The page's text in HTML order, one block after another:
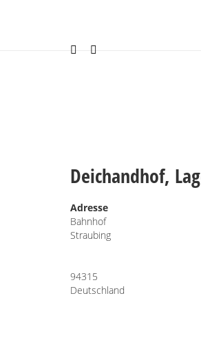
Deichandhof,
Adresse
Bahnhof
Straubing
94315
Deutschland